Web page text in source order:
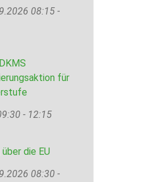
08:15 -
für
- 12:15
die EU
08:30 -